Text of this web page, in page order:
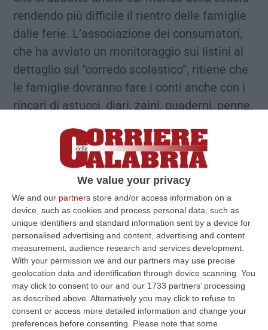
We value your privacy
We and our partners store and/or access information on a
device, such as cookies and process personal data, such as
unique identifiers and standard information sent by a device for
personalised advertising and content, advertising and content
measurement, audience research and services development.
With your permission we and our partners may use precise
geolocation data and identification through device scanning. You
may click to consent to our and our 1733 partners’ processing
as described above. Alternatively you may click to refuse to
consent or access more detailed information and change your
preferences before consenting.
Please note that some
rendendo più difficile il rientro delle famiglie
dalle ferie. L’associazione dei consumatori,
che ha avviato un monitoraggio sui listini al
dettaglio sul “corredo scolastico”, ritiene che
le famiglie dovranno fare i conti anche con i
rincari di astucci, diari, zaini, quaderni, penne,
mediamente del 7% rispetto allo scorso
anno. Esborso previsto: 588 euro a studente.
A questo costo, secondo il Codacons, si deve
poi aggiungere il costo dei libri di testo, che
però varia a seconda del grado d’istruzione e
dell’indirizzo scolastico: ma la spesa globale
potrebbe rischiare di toccare i 1.300 euro a
studente, se si somma il corredo ai libri. E
sempre per il Codacons queste prospettive
sono l’effetto del caro-energia che
determinano ricadute sui listini al dettaglio.